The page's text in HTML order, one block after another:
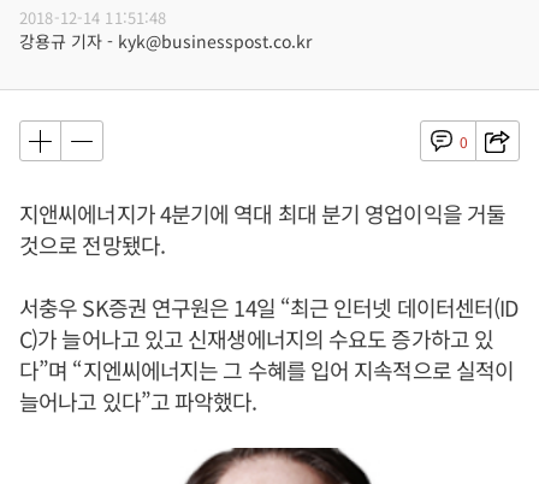
2018-12-14 11:51:48
강용규 기자 - kyk@businesspost.co.kr
0
지앤씨에너지가 4분기에 역대 최대 분기 영업이익을 거둘
것으로 전망됐다.
서충우 SK증권 연구원은 14일 “최근 인터넷 데이터센터(ID
C)가 늘어나고 있고 신재생에너지의 수요도 증가하고 있
다”며 “지엔씨에너지는 그 수혜를 입어 지속적으로 실적이
늘어나고 있다”고 파악했다.